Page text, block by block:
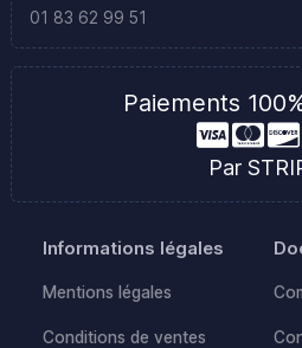
01 83 62 99 51
Paiements
Par
Informations légales
Mentions légales
Conditions de ventes